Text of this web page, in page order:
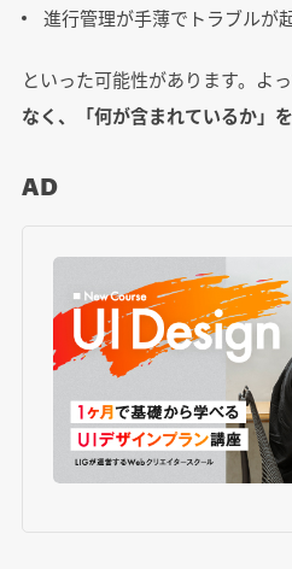
進行管理が手薄でトラブルが
といった可能性があります。よっ
なく、「何が含まれているか」
AD